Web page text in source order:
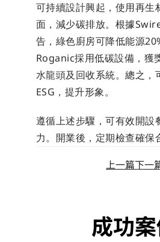
可持續設計興起，使用再生
面，減少碳排放。根據
告，綠色廚房可降低能源
Roganic採用低碳設備，獲
水龍頭及回收系統。總之，
ESG，提升形象。
遵循上述步驟，可有效開設
力。開業後，定期檢查確保
上一篇下一
成功